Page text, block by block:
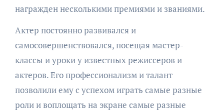
награжден несколькими премиями и званиями.
Актер постоянно развивался и
самосовершенствовался, посещая мастер-
классы и уроки у известных режиссеров и
актеров. Его профессионализм и талант
позволили ему с успехом играть самые разные
роли и воплощать на экране самые разные